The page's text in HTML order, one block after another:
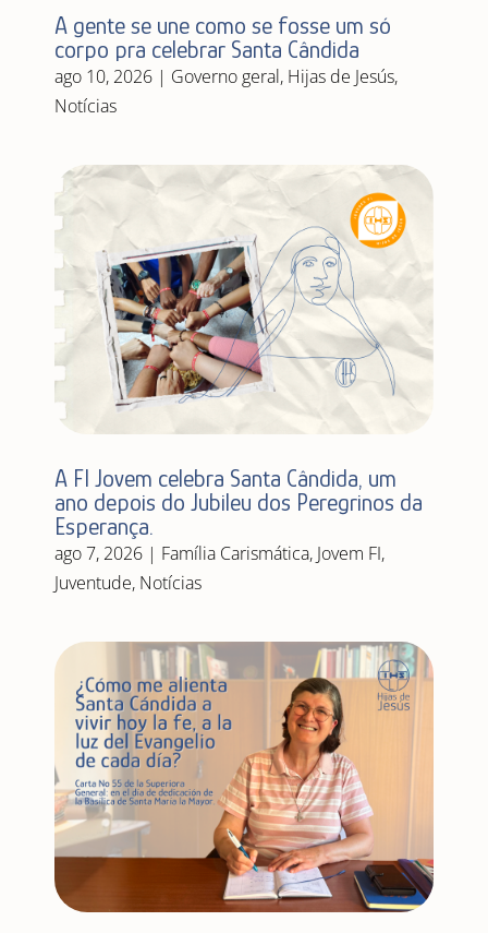
A gente se une como se fosse um só
corpo pra celebrar Santa Cândida
ago 10, 2026| Governo geral, Hijas de Jesús,
Notícias
A FI Jovem celebra Santa Cândida, um
ano depois do Jubileu dos Peregrinos da
Esperança.
ago 7, 2026| Família Carismática, Jovem FI,
Juventude, Notícias